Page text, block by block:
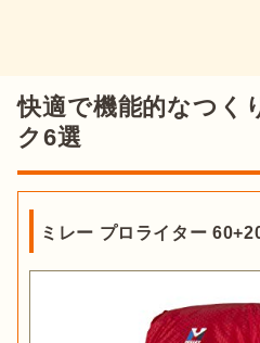
快適で機能的なつく
ク6選
ミレー プロライター